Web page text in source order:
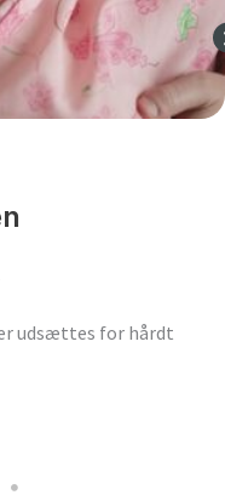
udsættes for hårdt